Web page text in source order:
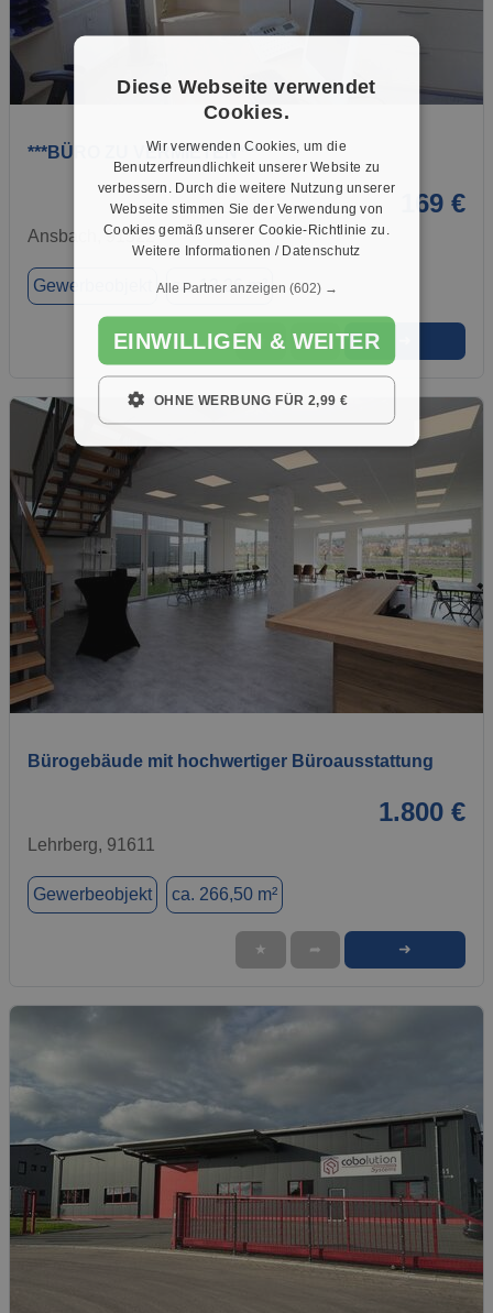
***BÜRO ZU VERMIETEN***
169 €
Ansbach, 91522
Gewerbeobjekt ca. 13,26 m²
★ ➦
Bürogebäude mit hochwertiger Büroausstattung
1.800 €
Lehrberg, 91611
Gewerbeobjekt ca. 266,50 m²
★ ➦ ➜
Diese Webseite verwendet
Cookies.
Wir verwenden Cookies, um die
Benutzerfreundlichkeit unserer Website zu
verbessern. Durch die weitere Nutzung unserer
Webseite stimmen Sie der Verwendung von
Cookies gemäß unserer Cookie-Richtlinie zu.
Weitere Informationen / Datenschutz
Alle Partner anzeigen (602) →
EINWILLIGEN & WEITER
OHNE WERBUNG FÜR 2,99 €